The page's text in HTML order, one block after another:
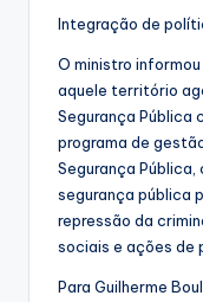
Integração de
O ministro
aquele território
Segurança Pública
programa de
Segurança
segurança pública
repressão da
sociais e ações de
Para Guilherme